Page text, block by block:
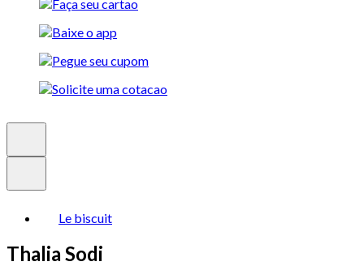
Le biscuit
Thalia Sodi